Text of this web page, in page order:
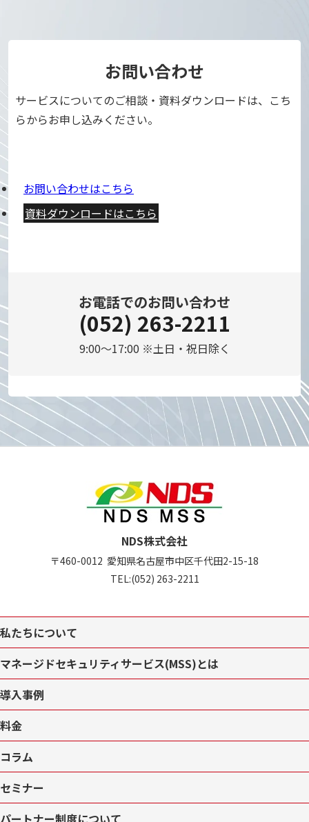
お問い合わせ
サービスについてのご相談・資料ダウンロードは、こち
らからお申し込みください。
お問い合わせはこちら
資料ダウンロードはこちら
お電話でのお問い合わせ
(052) 263-2211
9:00～17:00 ※土日・祝日除く
NDS株式会社
〒460-0012 愛知県名古屋市中区千代田2-15-18
TEL:(052) 263-2211
私たちについて
マネージドセキュリティサービス(MSS)とは
導入事例
料金
コラム
セミナー
パートナー制度について